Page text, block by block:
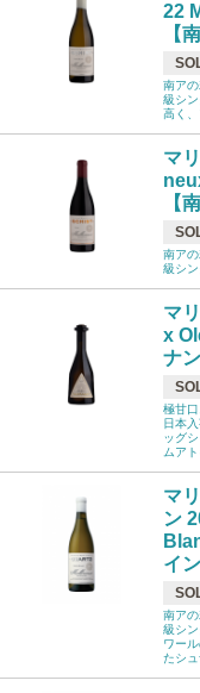
22
【
南ア
級シ
高く
マ
【
南ア
級シ
マ
x
ナ
極甘
日本
ッグ
ムア
マ
ン
イン
南ア
級シ
ワー
たシュ